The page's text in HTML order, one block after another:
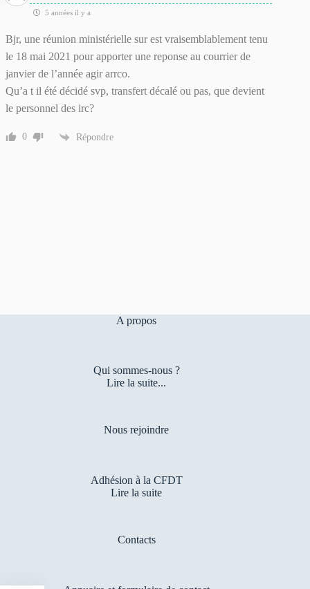
5 années il y a
Bjr, une réunion ministérielle sur est vraisemblablement tenu
le 18 mai 2021 pour apporter une reponse au courrier de
janvier de l’année agir arrco.
Qu’a t il été décidé svp, transfert décalé ou pas, que devient
le personnel des irc?
0 Répondre
A propos
Qui sommes-nous ?
Lire la suite...
Nous rejoindre
Adhésion à la CFDT
Lire la suite
Contacts